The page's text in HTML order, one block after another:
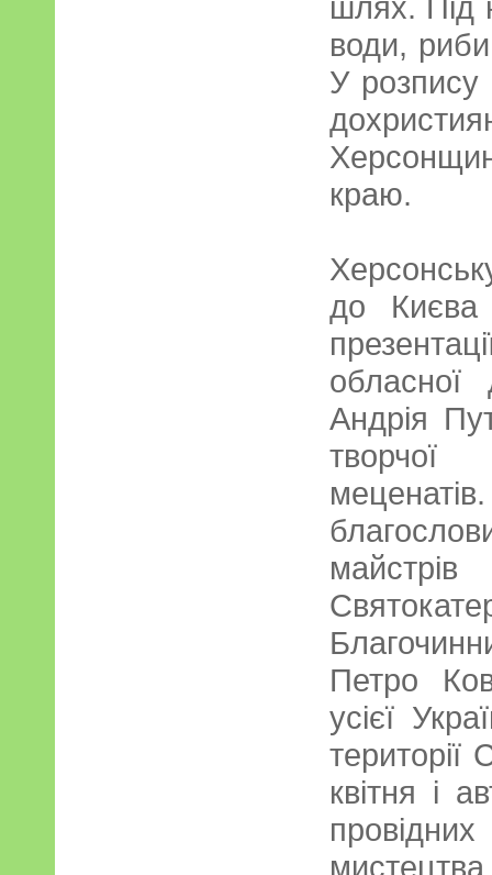
води,
У розпису
краю.
до Києва
обласної
Андрія
творчої
Петро
усієї
території
квітня і